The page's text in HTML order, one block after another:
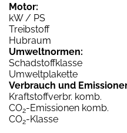
Motor:
kW / PS
Treibstoff
Hubraum
Umweltnormen:
Schadstoffklasse
Umweltplakette
Verbrauch und
Kraftstoffverbr. komb.
CO2-Emissionen komb.
CO2-Klasse